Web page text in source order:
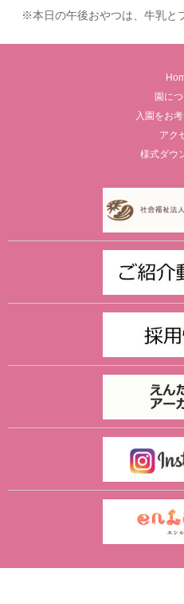
※本日の午後おやつは、牛乳と
園に
入園をお
アク
様式ダウ